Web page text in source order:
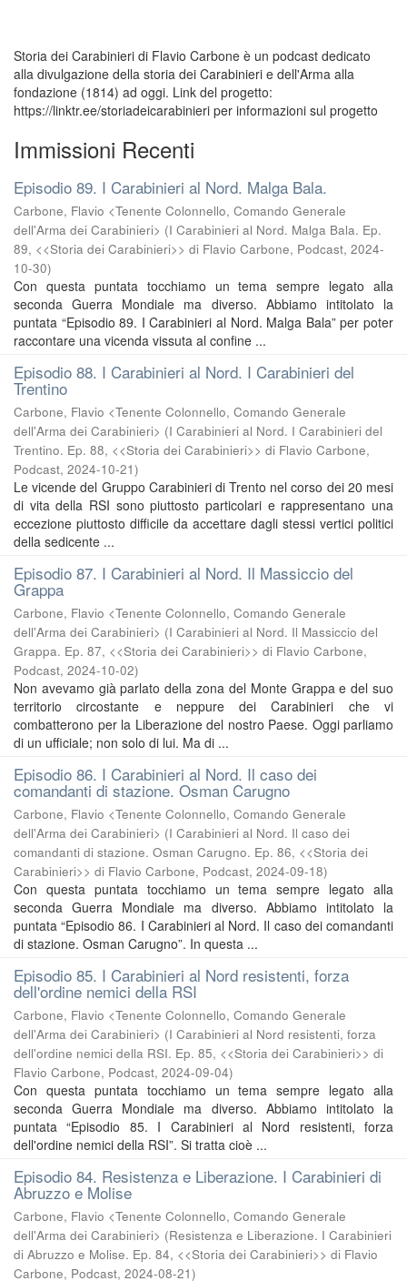
Storia dei Carabinieri di Flavio Carbone è un podcast dedicato
alla divulgazione della storia dei Carabinieri e dell'Arma alla
fondazione (1814) ad oggi. Link del progetto:
https://linktr.ee/storiadeicarabinieri per informazioni sul progetto
Immissioni Recenti
Episodio 89. I Carabinieri al Nord. Malga Bala.
Carbone, Flavio <Tenente Colonnello, Comando Generale
dell'Arma dei Carabinieri> (I Carabinieri al Nord. Malga Bala. Ep.
89, <<Storia dei Carabinieri>> di Flavio Carbone, Podcast, 2024-
10-30)
Con questa puntata tocchiamo un tema sempre legato alla
seconda Guerra Mondiale ma diverso. Abbiamo intitolato la
puntata “Episodio 89. I Carabinieri al Nord. Malga Bala” per poter
raccontare una vicenda vissuta al confine ...
Episodio 88. I Carabinieri al Nord. I Carabinieri del
Trentino
Carbone, Flavio <Tenente Colonnello, Comando Generale
dell'Arma dei Carabinieri> (I Carabinieri al Nord. I Carabinieri del
Trentino. Ep. 88, <<Storia dei Carabinieri>> di Flavio Carbone,
Podcast, 2024-10-21)
Le vicende del Gruppo Carabinieri di Trento nel corso dei 20 mesi
di vita della RSI sono piuttosto particolari e rappresentano una
eccezione piuttosto difficile da accettare dagli stessi vertici politici
della sedicente ...
Episodio 87. I Carabinieri al Nord. Il Massiccio del
Grappa
Carbone, Flavio <Tenente Colonnello, Comando Generale
dell'Arma dei Carabinieri> (I Carabinieri al Nord. Il Massiccio del
Grappa. Ep. 87, <<Storia dei Carabinieri>> di Flavio Carbone,
Podcast, 2024-10-02)
Non avevamo già parlato della zona del Monte Grappa e del suo
territorio circostante e neppure dei Carabinieri che vi
combatterono per la Liberazione del nostro Paese. Oggi parliamo
di un ufficiale; non solo di lui. Ma di ...
Episodio 86. I Carabinieri al Nord. Il caso dei
comandanti di stazione. Osman Carugno
Carbone, Flavio <Tenente Colonnello, Comando Generale
dell'Arma dei Carabinieri> (I Carabinieri al Nord. Il caso dei
comandanti di stazione. Osman Carugno. Ep. 86, <<Storia dei
Carabinieri>> di Flavio Carbone, Podcast, 2024-09-18)
Con questa puntata tocchiamo un tema sempre legato alla
seconda Guerra Mondiale ma diverso. Abbiamo intitolato la
puntata “Episodio 86. I Carabinieri al Nord. Il caso dei comandanti
di stazione. Osman Carugno”. In questa ...
Episodio 85. I Carabinieri al Nord resistenti, forza
dell'ordine nemici della RSI
Carbone, Flavio <Tenente Colonnello, Comando Generale
dell'Arma dei Carabinieri> (I Carabinieri al Nord resistenti, forza
dell'ordine nemici della RSI. Ep. 85, <<Storia dei Carabinieri>> di
Flavio Carbone, Podcast, 2024-09-04)
Con questa puntata tocchiamo un tema sempre legato alla
seconda Guerra Mondiale ma diverso. Abbiamo intitolato la
puntata “Episodio 85. I Carabinieri al Nord resistenti, forza
dell'ordine nemici della RSI”. Si tratta cioè ...
Episodio 84. Resistenza e Liberazione. I Carabinieri di
Abruzzo e Molise
Carbone, Flavio <Tenente Colonnello, Comando Generale
dell'Arma dei Carabinieri> (Resistenza e Liberazione. I Carabinieri
di Abruzzo e Molise. Ep. 84, <<Storia dei Carabinieri>> di Flavio
Carbone, Podcast, 2024-08-21)